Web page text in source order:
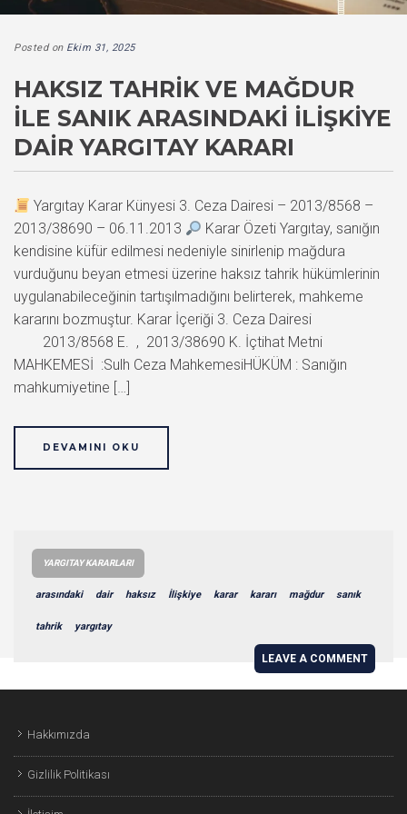
Posted on Ekim 31, 2025
HAKSIZ TAHRIK VE MAĞDUR
ILE SANIK ARASINDAKI İLIŞKIYE
DAIR YARGITAY KARARI
Yargıtay Karar Künyesi 3. Ceza Dairesi – 2013/8568 –
2013/38690 – 06.11.2013
Karar Özeti Yargıtay, sanığın
kendisine küfür edilmesi nedeniyle sinirlenip mağdura
vurduğunu beyan etmesi üzerine haksız tahrik hükümlerinin
uygulanabileceğinin tartışılmadığını belirterek, mahkeme
kararını bozmuştur. Karar İçeriği 3. Ceza Dairesi
2013/8568 E. , 2013/38690 K. İçtihat Metni
MAHKEMESİ :Sulh Ceza MahkemesiHÜKÜM : Sanığın
mahkumiyetine […]
DEVAMINI OKU
YARGITAY KARARLARI
arasındaki dair haksız İlişkiye karar kararı mağdur sanık
tahrik yargıtay
LEAVE A COMMENT
Hakkımızda
Gizlilik Politikası